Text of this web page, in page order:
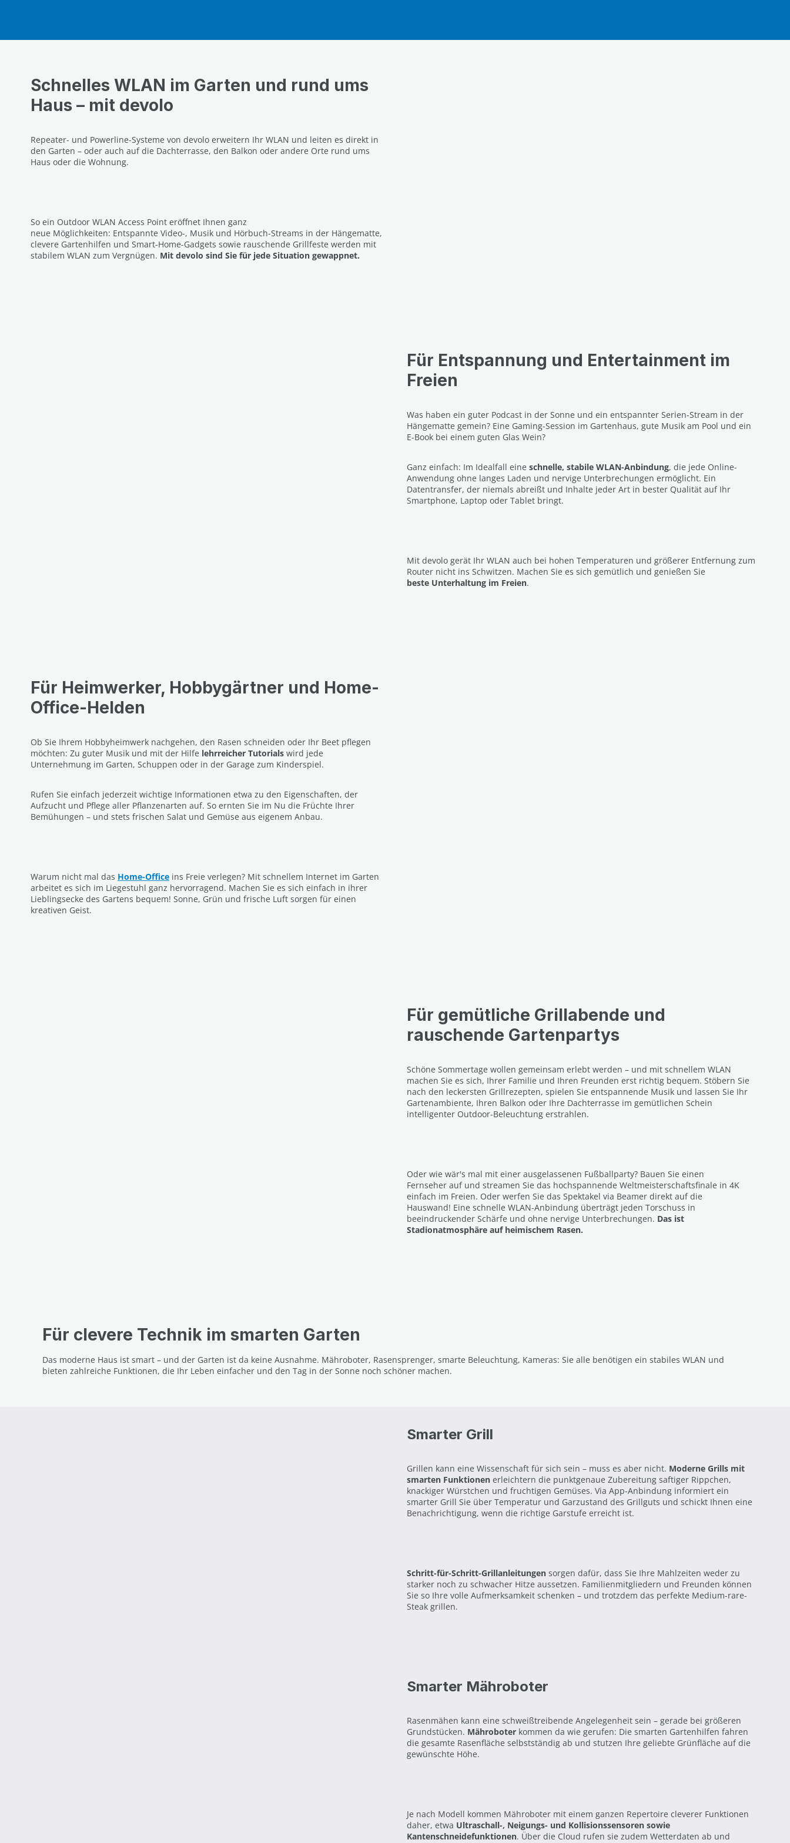
Schnelles WLAN im Garten und rund ums
Haus – mit devolo
Repeater- und Powerline-Systeme von devolo erweitern Ihr WLAN und leiten es direkt in
den Garten – oder auch auf die Dachterrasse, den Balkon oder andere Orte rund ums
Haus oder die Wohnung.
So ein Outdoor WLAN Access Point eröffnet Ihnen ganz
neue Möglichkeiten: Entspannte Video-, Musik und Hörbuch-Streams in der Hängematte,
clevere Gartenhilfen und Smart-Home-Gadgets sowie rauschende Grillfeste werden mit
stabilem WLAN zum Vergnügen. Mit devolo sind Sie für jede Situation gewappnet.
Für Entspannung und Entertainment im
Freien
Was haben ein guter Podcast in der Sonne und ein entspannter Serien-Stream in der
Hängematte gemein? Eine Gaming-Session im Gartenhaus, gute Musik am Pool und ein
E-Book bei einem guten Glas Wein?
Ganz einfach: Im Idealfall eine schnelle, stabile WLAN-Anbindung, die jede Online-
Anwendung ohne langes Laden und nervige Unterbrechungen ermöglicht. Ein
Datentransfer, der niemals abreißt und Inhalte jeder Art in bester Qualität auf Ihr
Smartphone, Laptop oder Tablet bringt.
Mit devolo gerät Ihr WLAN auch bei hohen Temperaturen und größerer Entfernung zum
Router nicht ins Schwitzen. Machen Sie es sich gemütlich und genießen Sie
beste Unterhaltung im Freien.
Für Heimwerker, Hobbygärtner und Home-
Office-Helden
Ob Sie Ihrem Hobbyheimwerk nachgehen, den Rasen schneiden oder Ihr Beet pflegen
möchten: Zu guter Musik und mit der Hilfe lehrreicher Tutorials wird jede
Unternehmung im Garten, Schuppen oder in der Garage zum Kinderspiel.
Rufen Sie einfach jederzeit wichtige Informationen etwa zu den Eigenschaften, der
Aufzucht und Pflege aller Pflanzenarten auf. So ernten Sie im Nu die Früchte Ihrer
Bemühungen – und stets frischen Salat und Gemüse aus eigenem Anbau.
Warum nicht mal das Home-Office ins Freie verlegen? Mit schnellem Internet im Garten
arbeitet es sich im Liegestuhl ganz hervorragend. Machen Sie es sich einfach in ihrer
Lieblingsecke des Gartens bequem! Sonne, Grün und frische Luft sorgen für einen
kreativen Geist.
Für gemütliche Grillabende und
rauschende Gartenpartys
Schöne Sommertage wollen gemeinsam erlebt werden – und mit schnellem WLAN
machen Sie es sich, Ihrer Familie und Ihren Freunden erst richtig bequem. Stöbern Sie
nach den leckersten Grillrezepten, spielen Sie entspannende Musik und lassen Sie Ihr
Gartenambiente, Ihren Balkon oder Ihre Dachterrasse im gemütlichen Schein
intelligenter Outdoor-Beleuchtung erstrahlen.
Oder wie wär's mal mit einer ausgelassenen Fußballparty? Bauen Sie einen
Fernseher auf und streamen Sie das hochspannende Weltmeisterschaftsfinale in 4K
einfach im Freien. Oder werfen Sie das Spektakel via Beamer direkt auf die
Hauswand! Eine schnelle WLAN-Anbindung überträgt jeden Torschuss in
beeindruckender Schärfe und ohne nervige Unterbrechungen. Das ist
Stadionatmosphäre auf heimischem Rasen.
Für clevere Technik im smarten Garten
Das moderne Haus ist smart – und der Garten ist da keine Ausnahme. Mähroboter, Rasensprenger, smarte Beleuchtung, Kameras: Sie alle benötigen ein stabiles WLAN und
bieten zahlreiche Funktionen, die Ihr Leben einfacher und den Tag in der Sonne noch schöner machen.
Smarter Grill
Grillen kann eine Wissenschaft für sich sein – muss es aber nicht. Moderne Grills mit
smarten Funktionen erleichtern die punktgenaue Zubereitung saftiger Rippchen,
knackiger Würstchen und fruchtigen Gemüses. Via App-Anbindung informiert ein
smarter Grill Sie über Temperatur und Garzustand des Grillguts und schickt Ihnen eine
Benachrichtigung, wenn die richtige Garstufe erreicht ist.
Schritt-für-Schritt-Grillanleitungen sorgen dafür, dass Sie Ihre Mahlzeiten weder zu
starker noch zu schwacher Hitze aussetzen. Familienmitgliedern und Freunden können
Sie so Ihre volle Aufmerksamkeit schenken – und trotzdem das perfekte Medium-rare-
Steak grillen.
Smarter Mähroboter
Rasenmähen kann eine schweißtreibende Angelegenheit sein – gerade bei größeren
Grundstücken. Mähroboter kommen da wie gerufen: Die smarten Gartenhilfen fahren
die gesamte Rasenfläche selbstständig ab und stutzen Ihre geliebte Grünfläche auf die
gewünschte Höhe.
Je nach Modell kommen Mähroboter mit einem ganzen Repertoire cleverer Funktionen
daher, etwa Ultraschall-, Neigungs- und Kollisionssensoren sowie
Kantenschneidefunktionen. Über die Cloud rufen sie zudem Wetterdaten ab und